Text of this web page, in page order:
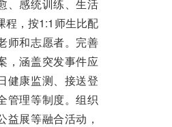
、感统训练、生活
程，按1:1师生比配
师和志愿者。完善
，涵盖突发事件应
健康监测、接送登
管理等制度。组织
益展等融合活动，